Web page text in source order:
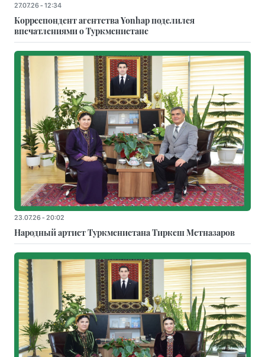
27.07.26 - 12:34
Корреспондент агентства Yonhap поделился
впечатлениями о Туркменистане
23.07.26 - 20:02
Народный артист Туркменистана Тиркеш Мeтназаров